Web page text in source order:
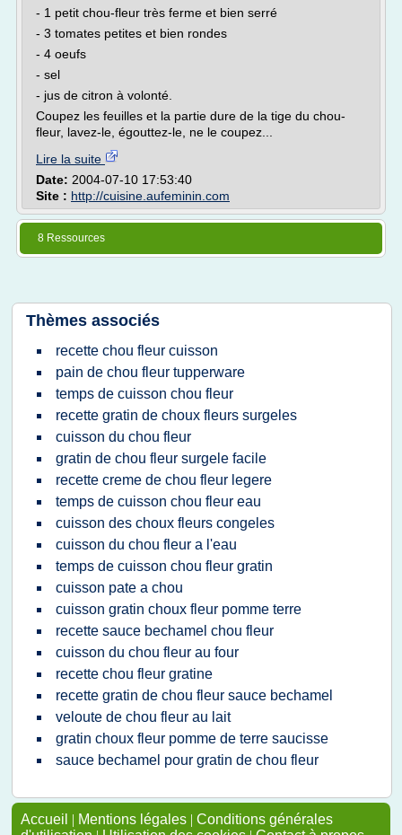
- 1 petit chou-fleur très ferme et bien serré
- 3 tomates petites et bien rondes
- 4 oeufs
- sel
- jus de citron à volonté.
Coupez les feuilles et la partie dure de la tige du chou-
fleur, lavez-le, égouttez-le, ne le coupez...
Lire la suite
Date: 2004-07-10 17:53:40
Site : http://cuisine.aufeminin.com
8 Ressources
Thèmes associés
recette chou fleur cuisson
pain de chou fleur tupperware
temps de cuisson chou fleur
recette gratin de choux fleurs surgeles
cuisson du chou fleur
gratin de chou fleur surgele facile
recette creme de chou fleur legere
temps de cuisson chou fleur eau
cuisson des choux fleurs congeles
cuisson du chou fleur a l'eau
temps de cuisson chou fleur gratin
cuisson pate a chou
cuisson gratin choux fleur pomme terre
recette sauce bechamel chou fleur
cuisson du chou fleur au four
recette chou fleur gratine
recette gratin de chou fleur sauce bechamel
veloute de chou fleur au lait
gratin choux fleur pomme de terre saucisse
sauce bechamel pour gratin de chou fleur
Accueil | Mentions légales | Conditions générales